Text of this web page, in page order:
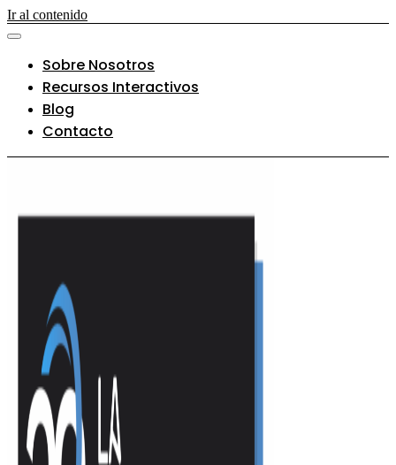
Ir al contenido
Sobre Nosotros
Recursos Interactivos
Blog
Contacto